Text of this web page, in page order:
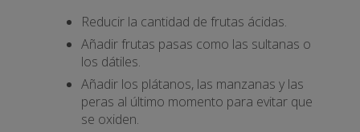
Reducir la cantidad de frutas ácidas.
Añadir frutas pasas como las sultanas o
los dátiles.
Añadir los plátanos, las manzanas y las
peras al último momento para evitar que
se oxiden.